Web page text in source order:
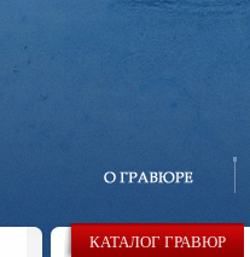
КАТАЛОГ ГРАВЮР